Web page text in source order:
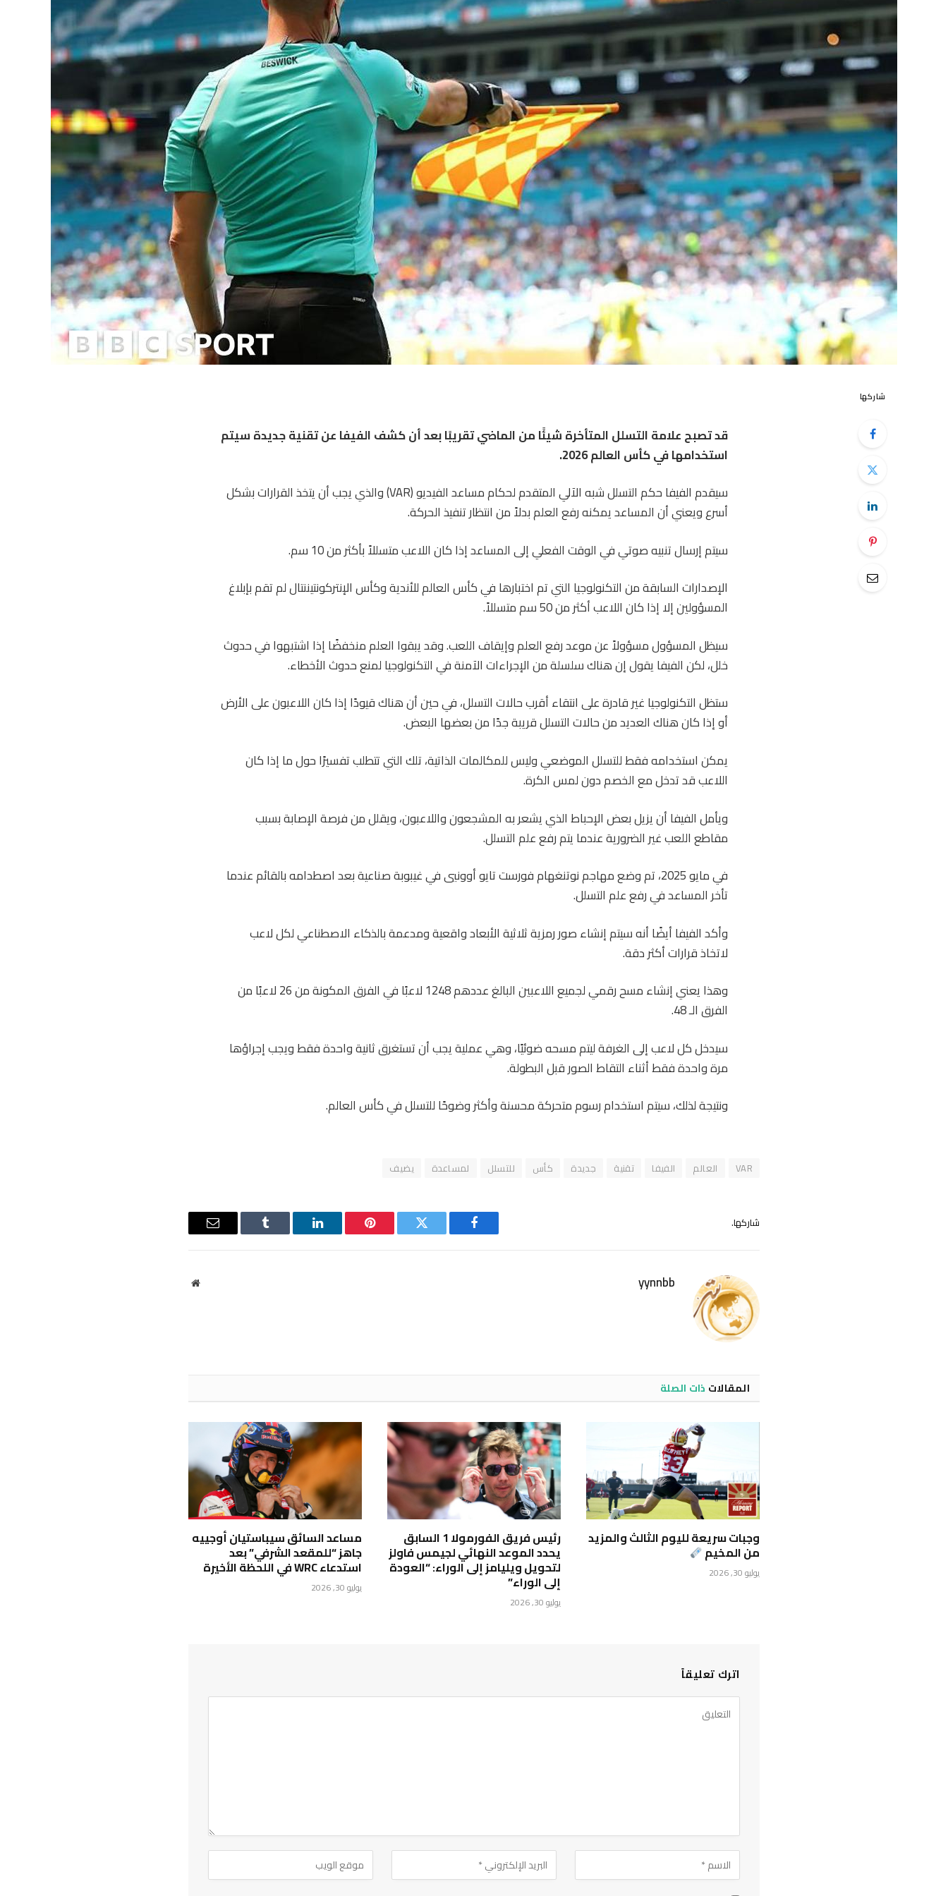
شاركها
قد تصبح علامة التسلل المتأخرة شيئًا من الماضي تقريبًا بعد أن كشف الفيفا عن تقنية جديدة سيتم
استخدامها في كأس العالم 2026.
سيقدم الفيفا حكم التسلل شبه الآلي المتقدم لحكام مساعد الفيديو (VAR) والذي يجب أن يتخذ القرارات بشكل
أسرع ويعني أن المساعد يمكنه رفع العلم بدلاً من انتظار تنفيذ الحركة.
سيتم إرسال تنبيه صوتي في الوقت الفعلي إلى المساعد إذا كان اللاعب متسللاً بأكثر من 10 سم.
الإصدارات السابقة من التكنولوجيا التي تم اختبارها في كأس العالم للأندية وكأس الإنتركونتيننتال لم تقم بإبلاغ
المسؤولين إلا إذا كان اللاعب أكثر من 50 سم متسللاً.
سيظل المسؤول مسؤولاً عن موعد رفع العلم وإيقاف اللعب. وقد يبقوا العلم منخفضًا إذا اشتبهوا في حدوث
خلل، لكن الفيفا يقول إن هناك سلسلة من الإجراءات الآمنة في التكنولوجيا لمنع حدوث الأخطاء.
ستظل التكنولوجيا غير قادرة على انتقاء أقرب حالات التسلل، في حين أن هناك قيودًا إذا كان اللاعبون على الأرض
أو إذا كان هناك العديد من حالات التسلل قريبة جدًا من بعضها البعض.
يمكن استخدامه فقط للتسلل الموضعي وليس للمكالمات الذاتية، تلك التي تتطلب تفسيرًا حول ما إذا كان
اللاعب قد تدخل مع الخصم دون لمس الكرة.
ويأمل الفيفا أن يزيل بعض الإحباط الذي يشعر به المشجعون واللاعبون، ويقلل من فرصة الإصابة بسبب
مقاطع اللعب غير الضرورية عندما يتم رفع علم التسلل.
في مايو 2025، تم وضع مهاجم نوتنغهام فورست تايو أوونيي في غيبوبة صناعية بعد اصطدامه بالقائم عندما
تأخر المساعد في رفع علم التسلل.
وأكد الفيفا أيضًا أنه سيتم إنشاء صور رمزية ثلاثية الأبعاد واقعية ومدعمة بالذكاء الاصطناعي لكل لاعب
لاتخاذ قرارات أكثر دقة.
وهذا يعني إنشاء مسح رقمي لجميع اللاعبين البالغ عددهم 1248 لاعبًا في الفرق المكونة من 26 لاعبًا من
الفرق الـ 48.
سيدخل كل لاعب إلى الغرفة ليتم مسحه ضوئيًا، وهي عملية يجب أن تستغرق ثانية واحدة فقط ويجب إجراؤها
مرة واحدة فقط أثناء التقاط الصور قبل البطولة.
ونتيجة لذلك، سيتم استخدام رسوم متحركة محسنة وأكثر وضوحًا للتسلل في كأس العالم.
VAR العالم الفيفا تقنية جديدة كأس للتسلل لمساعدة يضيف
شاركها.
فيسبوك تويتر بينتيريستلينكدإن Tumblr
البريد
yynnbb
موقع
المقالات ذات الصلة
وجبات سريعة لليوم الثالث والمزيد
من المخيم
يوليو 30, 2026
رئيس فريق الفورمولا 1 السابق
يحدد الموعد النهائي لجيمس فاولز
لتحويل ويليامز إلى الوراء: “العودة
إلى الوراء”
يوليو 30, 2026
مساعد السائق سيباستيان أوجييه
جاهز “للمقعد الشرفي” بعد
استدعاء WRC في اللحظة الأخيرة
يوليو 30, 2026
اترك تعليقاً